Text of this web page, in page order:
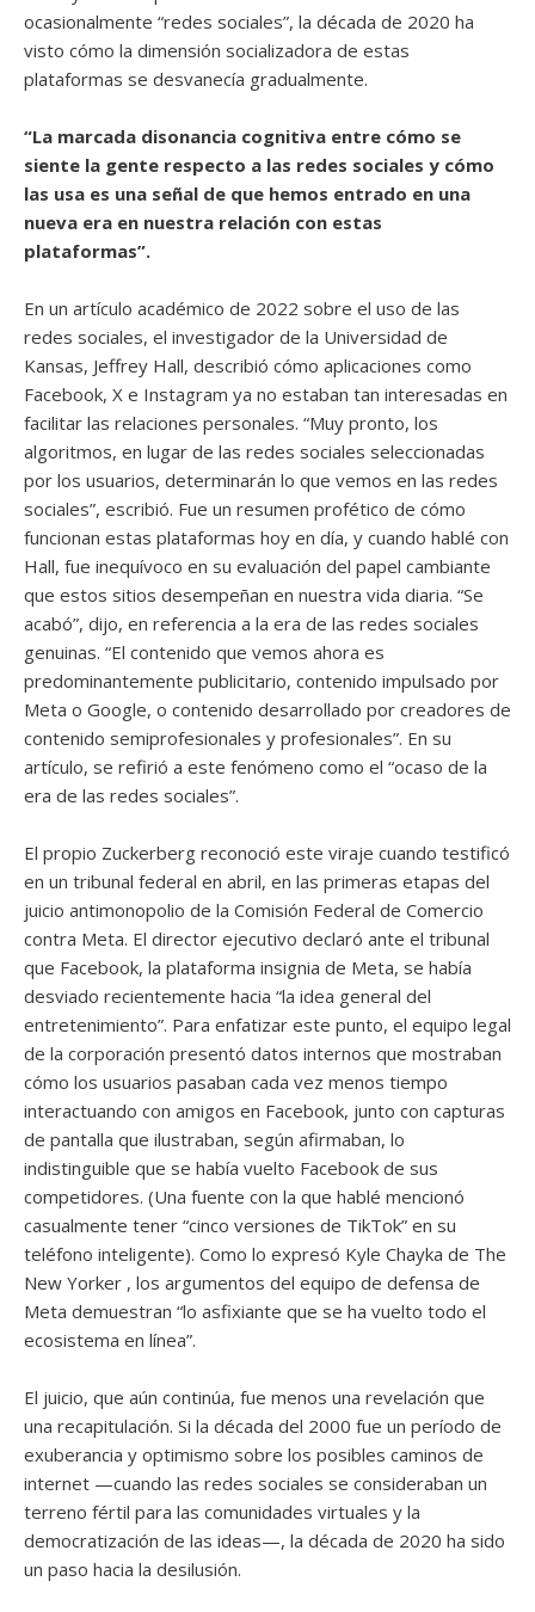
ocasionalmente “redes sociales”, la década de 2020 ha
visto cómo la dimensión socializadora de estas
plataformas se desvanecía gradualmente.
“La marcada disonancia cognitiva entre cómo se
siente la gente respecto a las redes sociales y cómo
las usa es una señal de que hemos entrado en una
nueva era en nuestra relación con estas
plataformas”.
En un artículo académico de 2022 sobre el uso de las
redes sociales, el investigador de la Universidad de
Kansas, Jeffrey Hall, describió cómo aplicaciones como
Facebook, X e Instagram ya no estaban tan interesadas en
facilitar las relaciones personales. “Muy pronto, los
algoritmos, en lugar de las redes sociales seleccionadas
por los usuarios, determinarán lo que vemos en las redes
sociales”, escribió. Fue un resumen profético de cómo
funcionan estas plataformas hoy en día, y cuando hablé con
Hall, fue inequívoco en su evaluación del papel cambiante
que estos sitios desempeñan en nuestra vida diaria. “Se
acabó”, dijo, en referencia a la era de las redes sociales
genuinas. “El contenido que vemos ahora es
predominantemente publicitario, contenido impulsado por
Meta o Google, o contenido desarrollado por creadores de
contenido semiprofesionales y profesionales”. En su
artículo, se refirió a este fenómeno como el “ocaso de la
era de las redes sociales”.
El propio Zuckerberg reconoció este viraje cuando testificó
en un tribunal federal en abril, en las primeras etapas del
juicio antimonopolio de la Comisión Federal de Comercio
contra Meta. El director ejecutivo declaró ante el tribunal
que Facebook, la plataforma insignia de Meta, se había
desviado recientemente hacia “la idea general del
entretenimiento”. Para enfatizar este punto, el equipo legal
de la corporación presentó datos internos que mostraban
cómo los usuarios pasaban cada vez menos tiempo
interactuando con amigos en Facebook, junto con capturas
de pantalla que ilustraban, según afirmaban, lo
indistinguible que se había vuelto Facebook de sus
competidores. (Una fuente con la que hablé mencionó
casualmente tener “cinco versiones de TikTok” en su
teléfono inteligente). Como lo expresó Kyle Chayka de The
New Yorker , los argumentos del equipo de defensa de
Meta demuestran “lo asfixiante que se ha vuelto todo el
ecosistema en línea”.
El juicio, que aún continúa, fue menos una revelación que
una recapitulación. Si la década del 2000 fue un período de
exuberancia y optimismo sobre los posibles caminos de
internet —cuando las redes sociales se consideraban un
terreno fértil para las comunidades virtuales y la
democratización de las ideas—, la década de 2020 ha sido
un paso hacia la desilusión.